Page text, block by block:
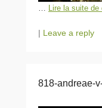
… Lire la suite
| Leave a reply
818-andreae-